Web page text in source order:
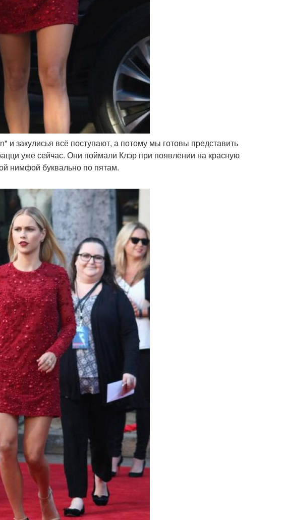
закулисья всё поступают, а потому мы готовы представить
уже сейчас. Они поймали Клэр при появлении на красную
нимфой буквально по пятам.